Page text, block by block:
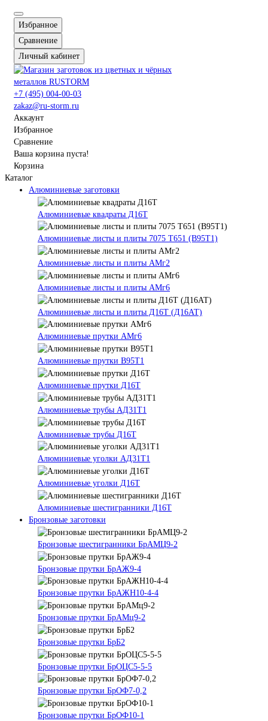
Избранное
Сравнение
Личный кабинет
+7 (495) 004-00-03
zakaz@ru-storm.ru
Аккаунт
Избранное
Сравнение
Ваша корзина пуста!
Корзина
Каталог
Алюминиевые заготовки
Алюминиевые квадраты Д16Т
Алюминиевые листы и плиты 7075 Т651 (В95Т1)
Алюминиевые листы и плиты АМг2
Алюминиевые листы и плиты АМг6
Алюминиевые листы и плиты Д16Т (Д16АТ)
Алюминиевые прутки АМг6
Алюминиевые прутки В95Т1
Алюминиевые прутки Д16Т
Алюминиевые трубы АД31Т1
Алюминиевые трубы Д16Т
Алюминиевые уголки АД31Т1
Алюминиевые уголки Д16Т
Алюминиевые шестигранники Д16Т
Бронзовые заготовки
Бронзовые шестигранники БрАМЦ9-2
Бронзовые прутки БрАЖ9-4
Бронзовые прутки БрАЖН10-4-4
Бронзовые прутки БрАМц9-2
Бронзовые прутки БрБ2
Бронзовые прутки БрОЦС5-5-5
Бронзовые прутки БрОФ7-0,2
Бронзовые прутки БрОФ10-1